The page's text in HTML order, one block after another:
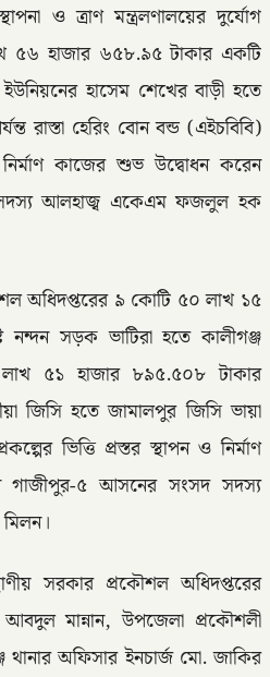
ও ত্রাণ মন্ত্রলণালয়ের দুর্যোগ
৫৬ হাজার ৬৫৮.৯৫ টাকার একটি
হাসেম শেখের বাড়ী হতে
রাস্তা হেরিং বোন বন্ড (এইচবিবি)
কাজের শুভ উদ্বোধন করেন
আলহাজ্ব একেএম ফজলুল হক
অধিদপ্তরের ৯ কোটি ৫০ লাখ ১৫
নন্দন সড়ক ভাটিরা হতে কালীগঞ্জ
৫১ হাজার ৮৯৫.৫০৮ টাকার
জিসি হতে জামালপুর জিসি ভায়া
ভিত্তি প্রস্তর স্থাপন ও নির্মাণ
৫ আসনের সংসদ সদস্য
সরকার প্রকৌশল অধিদপ্তরের
আবদুল মান্নান, উপজেলা প্রকৌশলী
অফিসার ইনচার্জ মো. জাকির